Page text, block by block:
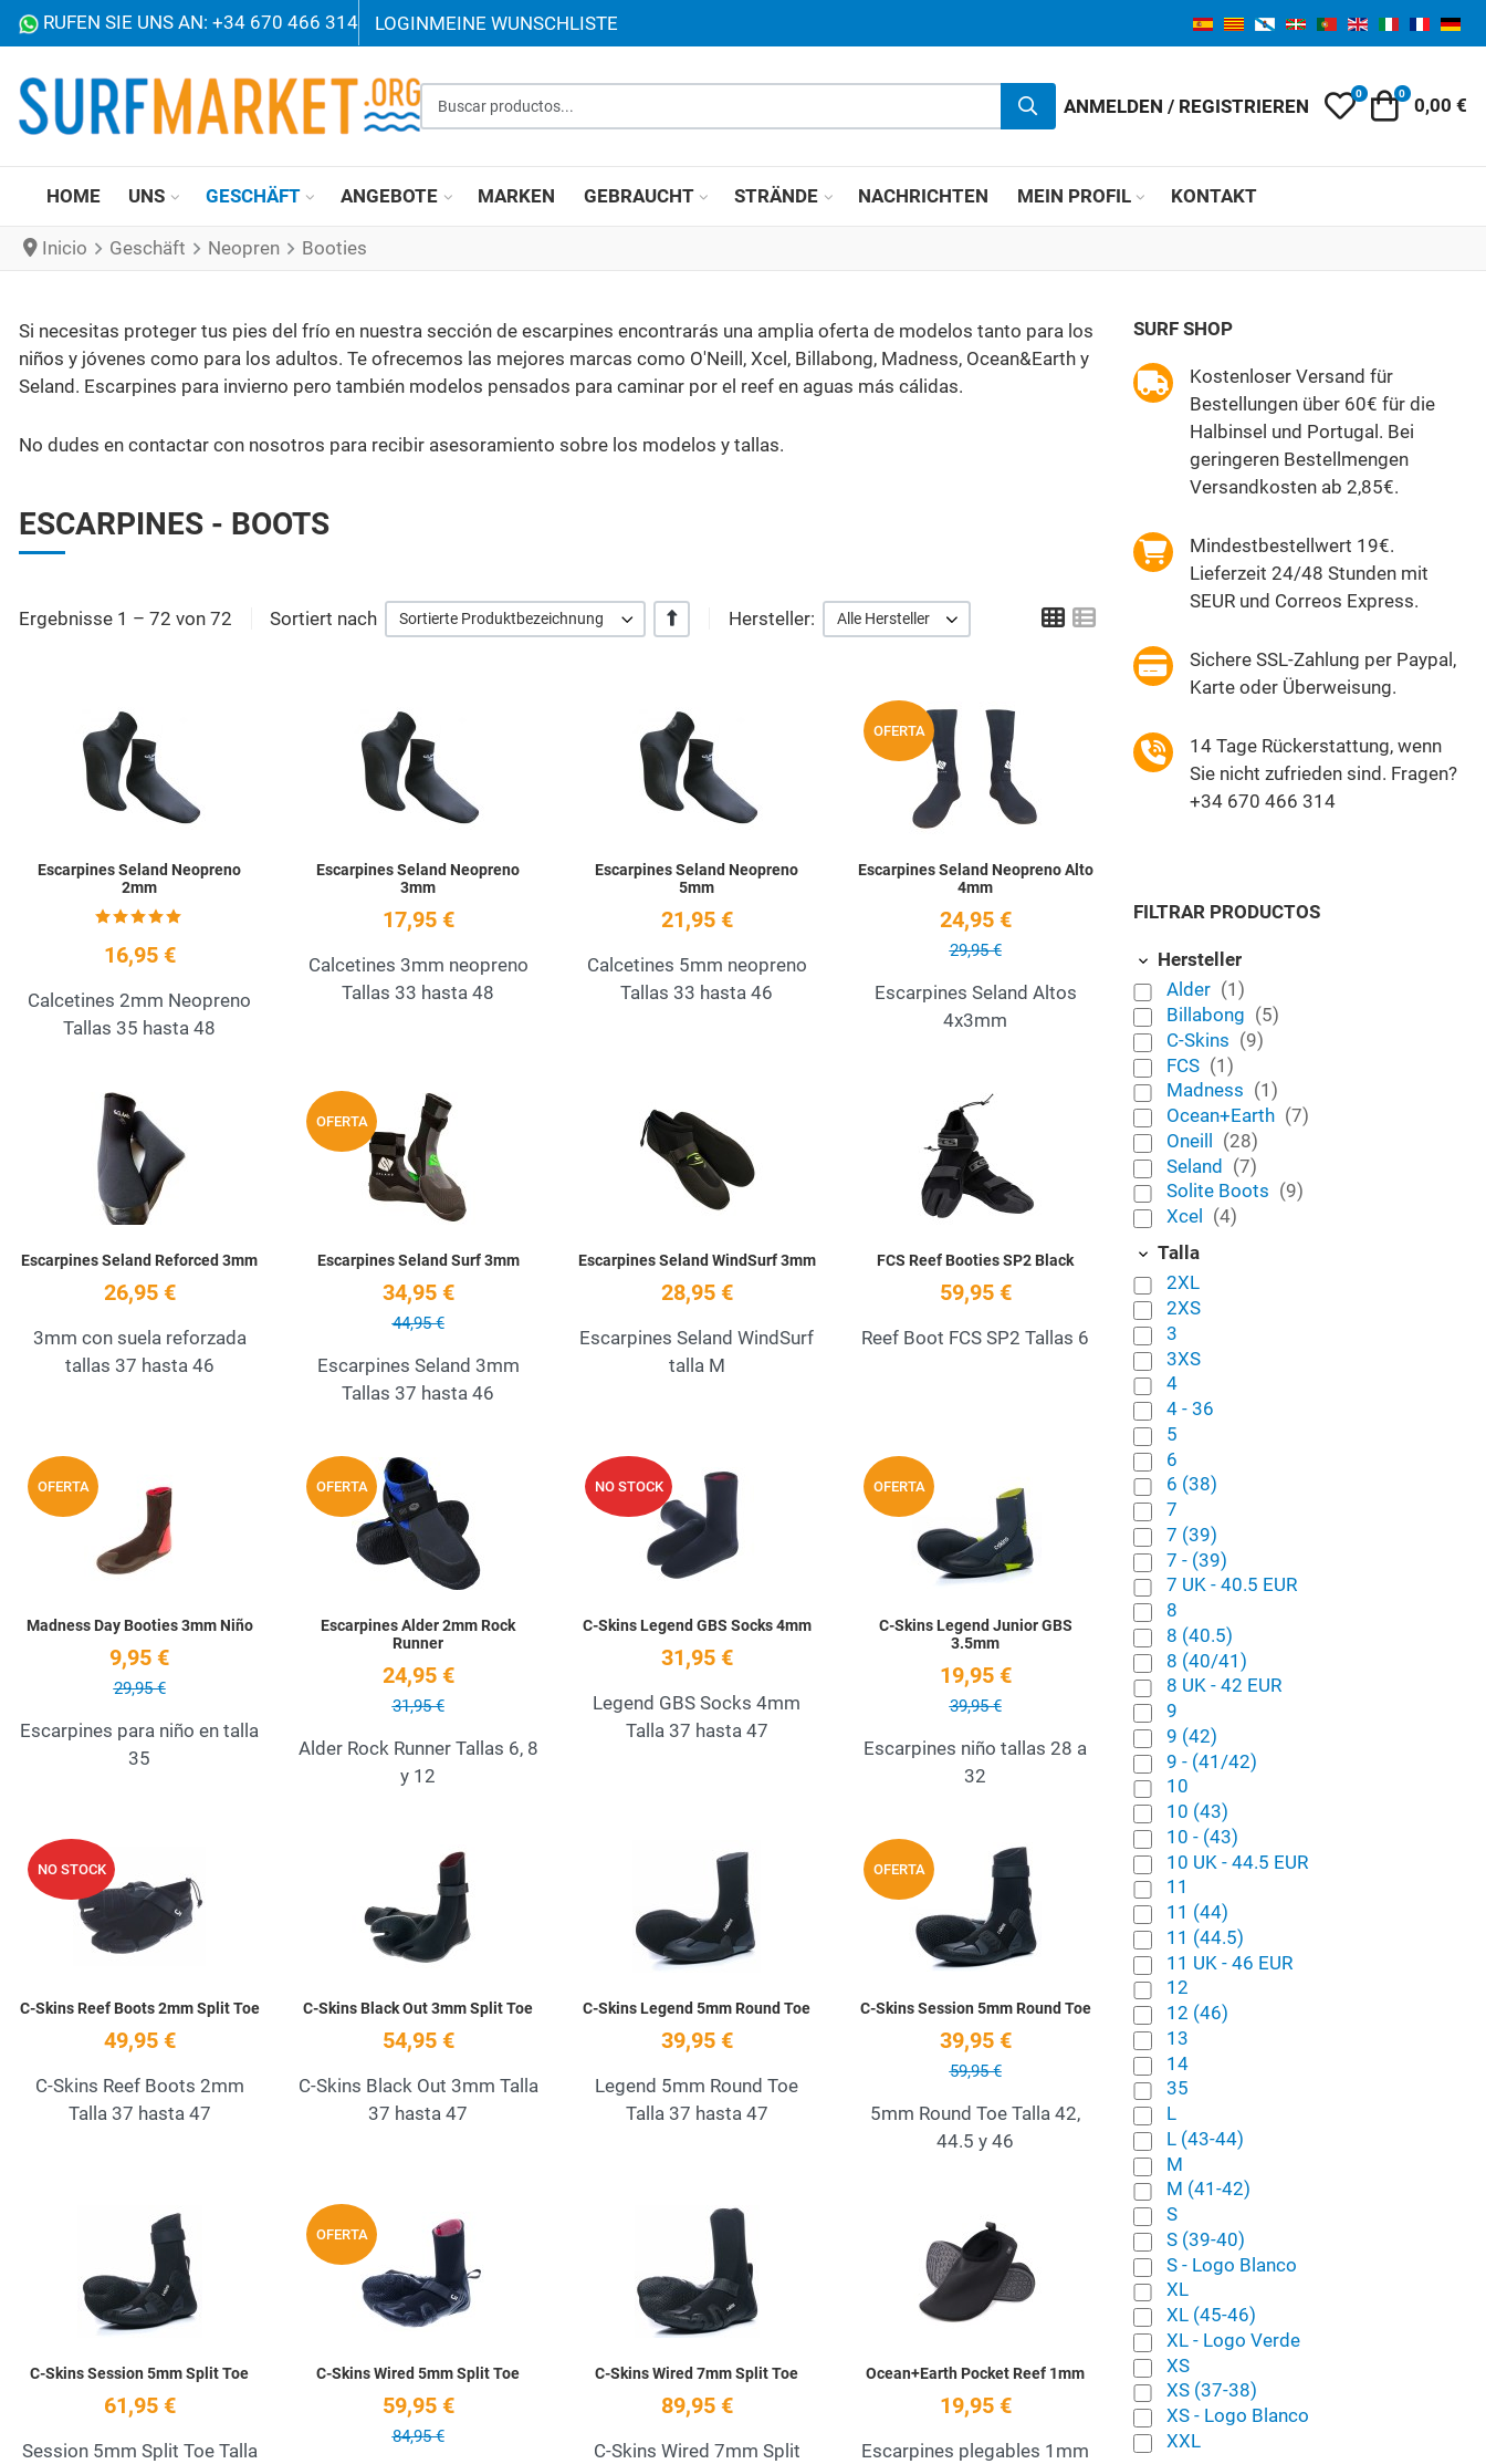
RUFEN SIE UNS AN: +34 670 466 314 LOGINMEINE WUNSCHLISTE
Buscar productos... ANMELDEN / REGISTRIEREN My Wishlist
0 0
0,00 €
HOME UNS GESCHÄFT ANGEBOTE MARKEN GEBRAUCHT STRÄNDE NACHRICHTEN MEIN PROFIL KONTAKT
Inicio Geschäft Neopren Booties
Si necesitas proteger tus pies del frío en nuestra sección de escarpines encontrarás una amplia oferta de modelos tanto para los
niños y jóvenes como para los adultos. Te ofrecemos las mejores marcas como O'Neill, Xcel, Billabong, Madness, Ocean&Earth y
Seland. Escarpines para invierno pero también modelos pensados para caminar por el reef en aguas más cálidas.
No dudes en contactar con nosotros para recibir asesoramiento sobre los modelos y tallas.
ESCARPINES - BOOTS
Ergebnisse 1 – 72 von 72 Sortiert nach Sortierte Produktbezeichnung +/- Hersteller: Alle Hersteller GridList
Escarpines Seland Neopreno
2mm
16,95 €
Calcetines 2mm Neopreno
Tallas 35 hasta 48
Escarpines Seland Neopreno
3mm
17,95 €
Calcetines 3mm neopreno
Tallas 33 hasta 48
Add to Wishlist
Quick View
Escarpines Seland Neopreno
5mm
21,95 €
Calcetines 5mm neopreno
Tallas 33 hasta 46
OFERTA
Quick View
Escarpines Seland Neopreno Alto
4mm
24,95 €
29,95 €
Escarpines Seland Altos
4x3mm
Add to Wishlist
Quick View
Escarpines Seland Reforced 3mm
26,95 €
3mm con suela reforzada
tallas 37 hasta 46
OFERTA
Escarpines Seland Surf 3mm
34,95 €
44,95 €
Escarpines Seland 3mm
Tallas 37 hasta 46
Escarpines Seland WindSurf 3mm
28,95 €
Escarpines Seland WindSurf
talla M
Add to Wishlist
Quick View
FCS Reef Booties SP2 Black
59,95 €
Reef Boot FCS SP2 Tallas 6
OFERTA
Add to Wishlist
Quick View
Madness Day Booties 3mm Niño
9,95 €
29,95 €
Escarpines para niño en talla
35
OFERTA
Add to Wishlist
Quick View
Escarpines Alder 2mm Rock
Runner
24,95 €
31,95 €
Alder Rock Runner Tallas 6, 8
y 12
NO STOCK
Add to Wishlist
Quick View
C-Skins Legend GBS Socks 4mm
31,95 €
Legend GBS Socks 4mm
Talla 37 hasta 47
OFERTA
Add to Wishlist
Quick View
C-Skins Legend Junior GBS
3.5mm
19,95 €
39,95 €
Escarpines niño tallas 28 a
32
NO STOCK
C-Skins Reef Boots 2mm Split Toe
49,95 €
C-Skins Reef Boots 2mm
Talla 37 hasta 47
C-Skins Black Out 3mm Split Toe
54,95 €
C-Skins Black Out 3mm Talla
37 hasta 47
Add to Wishlist
Quick View
C-Skins Legend 5mm Round Toe
39,95 €
Legend 5mm Round Toe
Talla 37 hasta 47
OFERTA
Add to Wishlist
Quick View
C-Skins Session 5mm Round Toe
39,95 €
59,95 €
5mm Round Toe Talla 42,
44.5 y 46
Add to Wishlist
Quick View
C-Skins Session 5mm Split Toe
61,95 €
Session 5mm Split Toe Talla
OFERTA
C-Skins Wired 5mm Split Toe
59,95 €
84,95 €
C-Skins Wired 7mm Split Toe
89,95 €
C-Skins Wired 7mm Split
Add to Wishlist
Quick View
Ocean+Earth Pocket Reef 1mm
19,95 €
Escarpines plegables 1mm
SURF SHOP
Kostenloser Versand für
Bestellungen über 60€ für die
Halbinsel und Portugal. Bei
geringeren Bestellmengen
Versandkosten ab 2,85€.
Mindestbestellwert 19€.
Lieferzeit 24/48 Stunden mit
SEUR und Correos Express.
Sichere SSL-Zahlung per Paypal,
Karte oder Überweisung.
14 Tage Rückerstattung, wenn
Sie nicht zufrieden sind. Fragen?
+34 670 466 314
FILTRAR PRODUCTOS
Hersteller
Alder (1)
Billabong (5)
C-Skins (9)
FCS (1)
Madness (1)
Ocean+Earth (7)
Oneill (28)
Seland (7)
Solite Boots (9)
Xcel
(4)
Talla
2XL
2XS
3
3XS
4
4 - 36
5
6
6 (38)
7
7 (39)
7 - (39)
7 UK - 40.5 EUR
8
8 (40.5)
8 (40/41)
8 UK - 42 EUR
9
9 (42)
9 - (41/42)
10
10 (43)
10 - (43)
10 UK - 44.5 EUR
11
11 (44)
11 (44.5)
11 UK - 46 EUR
12
12 (46)
13
14
35
L
L (43-44)
M
M (41-42)
S
S (39-40)
S - Logo Blanco
XL
XL (45-46)
XL - Logo Verde
XS
XS (37-38)
XS - Logo Blanco
XXL